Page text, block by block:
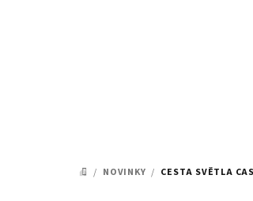
DOMŮ
/ NOVINKY / CESTA SVĚTLA